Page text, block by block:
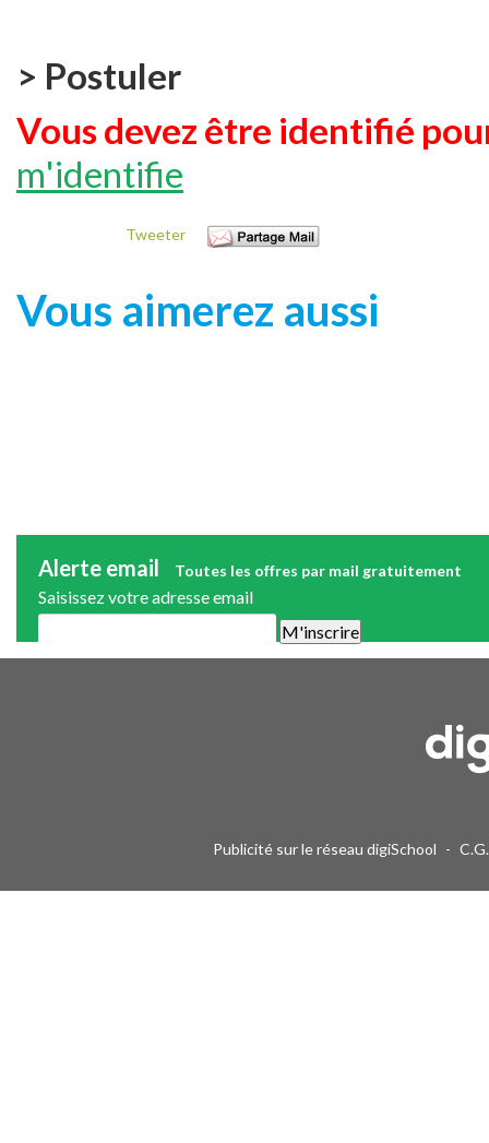
> Postuler
Vous devez être identifié
m'identifie
Tweeter
Vous aimerez aussi
Alerte email Toutes les offres par mail gratuitement
Saisissez votre adresse email
Publicité sur le réseau digiSchool -